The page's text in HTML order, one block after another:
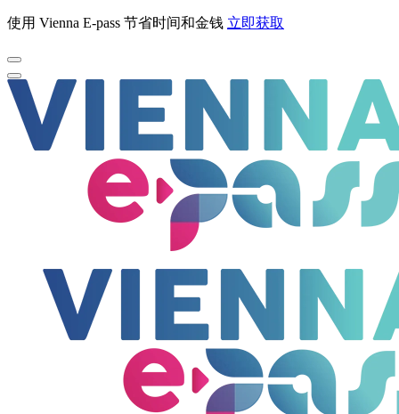
使用 Vienna E-pass 节省时间和金钱 立即获取